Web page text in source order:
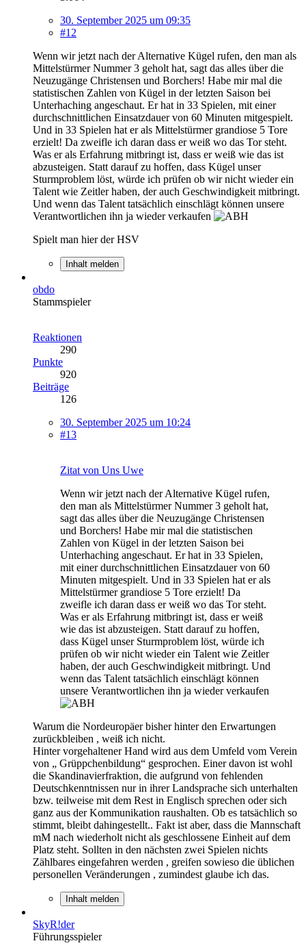
30. September 2025 um 09:35
#12
Wenn wir jetzt nach der Alternative Kügel rufen, den man als
Mittelstürmer Nummer 3 geholt hat, sagt das alles über die
Neuzugänge Christensen und Borchers! Habe mir mal die
statistischen Zahlen von Kügel in der letzten Saison bei
Unterhaching angeschaut. Er hat in 33 Spielen, mit einer
durchschnittlichen Einsatzdauer von 60 Minuten mitgespielt.
Und in 33 Spielen hat er als Mittelstürmer grandiose 5 Tore
erzielt! Da zweifle ich daran dass er weiß wo das Tor steht.
Was er als Erfahrung mitbringt ist, dass er weiß wie das ist
abzusteigen. Statt darauf zu hoffen, dass Kügel unser
Sturmproblem löst, würde ich prüfen ob wir nicht wieder ein
Talent wie Zeitler haben, der auch Geschwindigkeit mitbringt.
Und wenn das Talent tatsächlich einschlägt können unsere
Verantwortlichen ihn ja wieder verkaufen
Spielt man hier der HSV
Inhalt melden
obdo
Stammspieler
Reaktionen
290
Punkte
920
Beiträge
126
30. September 2025 um 10:24
#13
Zitat von Uns Uwe
Wenn wir jetzt nach der Alternative Kügel rufen,
den man als Mittelstürmer Nummer 3 geholt hat,
sagt das alles über die Neuzugänge Christensen
und Borchers! Habe mir mal die statistischen
Zahlen von Kügel in der letzten Saison bei
Unterhaching angeschaut. Er hat in 33 Spielen,
mit einer durchschnittlichen Einsatzdauer von 60
Minuten mitgespielt. Und in 33 Spielen hat er als
Mittelstürmer grandiose 5 Tore erzielt! Da
zweifle ich daran dass er weiß wo das Tor steht.
Was er als Erfahrung mitbringt ist, dass er weiß
wie das ist abzusteigen. Statt darauf zu hoffen,
dass Kügel unser Sturmproblem löst, würde ich
prüfen ob wir nicht wieder ein Talent wie Zeitler
haben, der auch Geschwindigkeit mitbringt. Und
wenn das Talent tatsächlich einschlägt können
unsere Verantwortlichen ihn ja wieder verkaufen
Warum die Nordeuropäer bisher hinter den Erwartungen
zurückbleiben , weiß ich nicht.
Hinter vorgehaltener Hand wird aus dem Umfeld vom Verein
von „ Grüppchenbildung“ gesprochen. Einer davon ist wohl
die Skandinavierfraktion, die aufgrund von fehlenden
Deutschkenntnissen nur in ihrer Landsprache sich unterhalten
bzw. teilweise mit dem Rest in Englisch sprechen oder sich
ganz aus der Kommunikation raushalten. Ob es tatsächlich so
stimmt, bleibt dahingestellt.. Fakt ist aber, dass die Mannschaft
mM nach wiederholt nicht als geschlossene Einheit auf dem
Platz steht. Sollten in den nächsten zwei Spielen nichts
Zählbares eingefahren werden , greifen sowieso die üblichen
personellen Veränderungen , zumindest glaube ich das.
Inhalt melden
SkyR!der
Führungsspieler